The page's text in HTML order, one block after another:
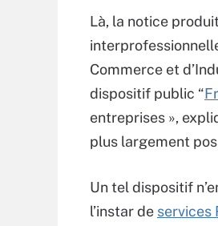
Là, la notice
Commerce et
dispositif public “
entreprises »,
plus largement
Un tel dispositif
l’instar de services